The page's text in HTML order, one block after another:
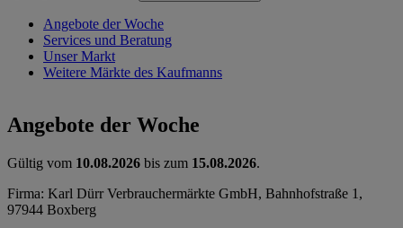
Angebote der Woche
Services und Beratung
Unser Markt
Weitere Märkte des Kaufmanns
Angebote der Woche
Gültig vom 10.08.2026 bis zum 15.08.2026.
Firma: Karl Dürr Verbrauchermärkte GmbH, Bahnhofstraße 1,
97944 Boxberg